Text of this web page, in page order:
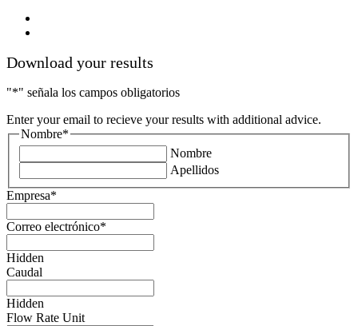
Download your results
"*" señala los campos obligatorios
Enter your email to recieve your results with additional advice.
Nombre*
Nombre
Apellidos
Empresa*
Correo electrónico*
Hidden
Caudal
Hidden
Flow Rate Unit